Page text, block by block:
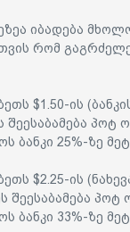
იბადება
რომ
$1.50-ის
შეესაბამება პოტ
ბანკი 25%-ზე
$2.25-ის
შეესაბამება
ბანკი 33%-ზე